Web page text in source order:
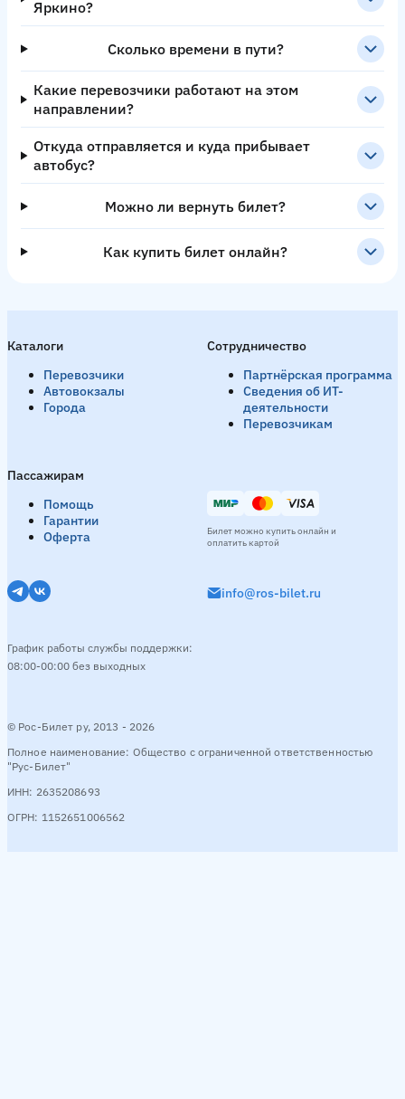
Яркино?
Сколько времени в пути?
Какие перевозчики работают на этом
направлении?
Откуда отправляется и куда прибывает
автобус?
Можно ли вернуть билет?
Как купить билет онлайн?
Каталоги
Перевозчики
Автовокзалы
Города
Пассажирам
Помощь
Гарантии
Оферта
Сотрудничество
Партнёрская программа
Сведения об ИТ-
деятельности
Перевозчикам
© Рос-Билет ру, 2013 - 2026
Полное наименование: Общество с ограниченной ответственностью
"Рус-Билет"
ИНН: 2635208693
ОГРН: 1152651006562
info@ros-bilet.ru
График работы службы поддержки:
08:00-00:00 без выходных
Билет можно купить онлайн и
оплатить картой